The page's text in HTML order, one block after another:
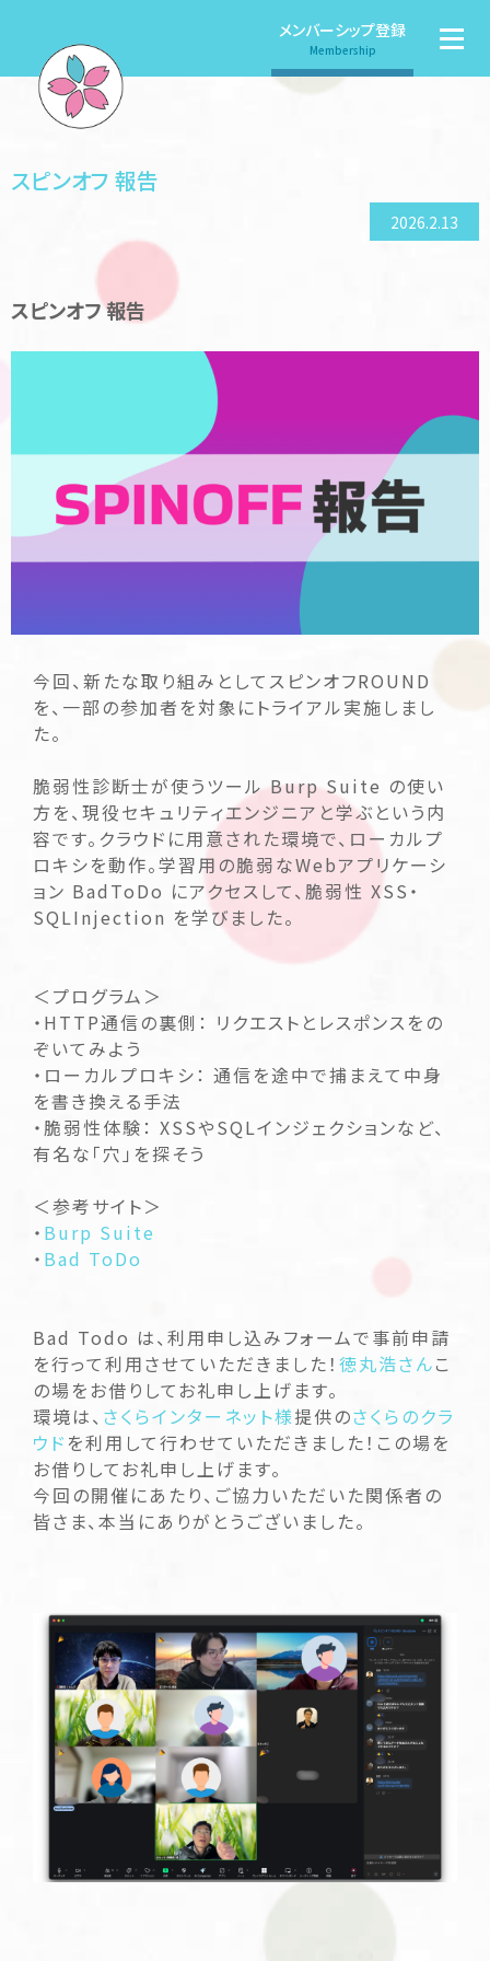
メンバーシップ登録
Membership
スピンオフ 報告
2026.2.13
スピンオフ 報告
今回、新たな取り組みとしてスピンオフROUND
を、一部の参加者を対象にトライアル実施しまし
た。
脆弱性診断士が使うツール Burp Suite の使い
方を、現役セキュリティエンジニアと学ぶという内
容です。クラウドに用意された環境で、ローカルプ
ロキシを動作。学習用の脆弱なWebアプリケーシ
ョン BadToDo にアクセスして、脆弱性 XSS・
SQLInjection を学びました。
＜プログラム＞
・HTTP通信の裏側： リクエストとレスポンスをの
ぞいてみよう
・ローカルプロキシ： 通信を途中で捕まえて中身
を書き換える手法
・脆弱性体験： XSSやSQLインジェクションなど、
有名な「穴」を探そう
＜参考サイト＞
・ Burp Suite
・ Bad ToDo
Bad Todo は、利用申し込みフォームで事前申請
を行って利用させていただきました！ 徳丸浩さんこ
の場をお借りしてお礼申し上げます。
環境は、 さくらインターネット様提供のさくらのクラ
ウド を利用して行わせていただきました！この場を
お借りしてお礼申し上げます。
今回の開催にあたり、ご協力いただいた関係者の
皆さま、本当にありがとうございました。